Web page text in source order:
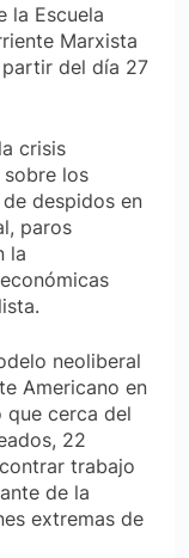
la Escuela
Marxista
del día 27
crisis
los
despidos en
paros
la
neoliberal
Americano en
que cerca del
22
trabajo
de la
extremas de